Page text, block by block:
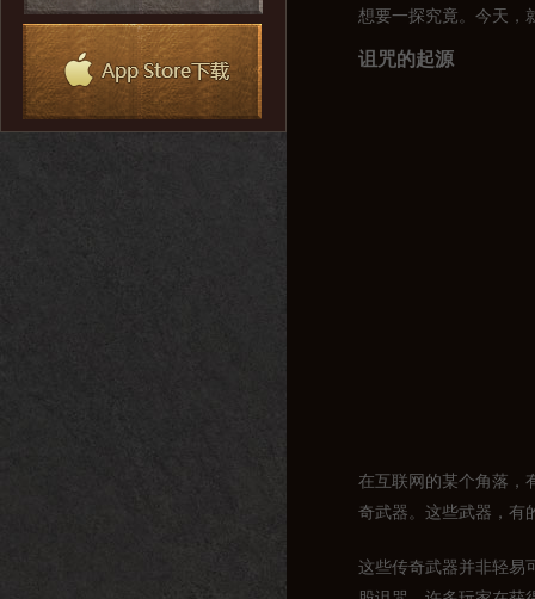
想要一探究竟。今天，
诅咒的起源
在互联网的某个角落，
奇武器。这些武器，有
这些传奇武器并非轻易